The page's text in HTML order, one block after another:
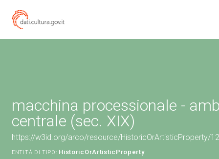
macchina processionale -
centrale (sec. XIX)
https://w3id.org/arco/resource/HistoricOrArtisticProperty/
ENTITÀ DI TIPO: HistoricOrArtisticProperty